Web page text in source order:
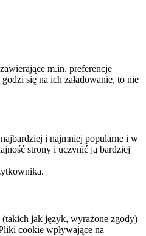
m.in. preferencje
się na ich załadowanie, to nie
i najmniej popularne i w
strony i uczynić ją bardziej
jak język, wyrażone zgody)
cookie wpływające na